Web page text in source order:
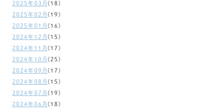
2025年03月 (18)
2025年02月 (19)
2025年01月 (16)
2024年12月 (15)
2024年11月 (17)
2024年10月 (25)
2024年09月 (17)
2024年08月 (15)
2024年07月 (19)
2024年06月 (18)